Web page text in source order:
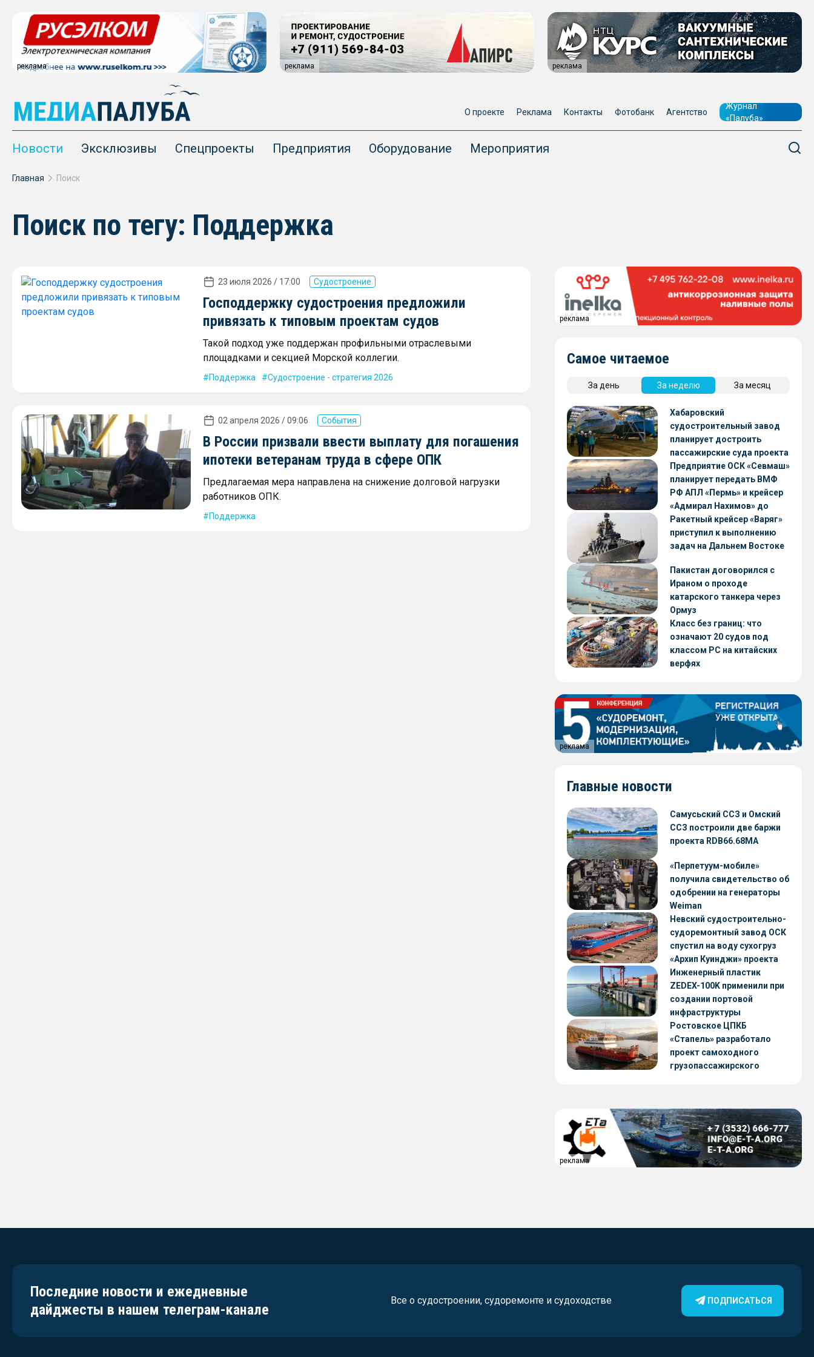
реклама реклама реклама
О проекте Реклама Контакты Фотобанк Агентство
Журнал
«Палуба»
Новости Эксклюзивы Спецпроекты Предприятия Оборудование Мероприятия
Главная Поиск
Поиск по тегу: Поддержка
23 июля 2026 / 17:00 Судостроение
Господдержку судостроения предложили
привязать к типовым проектам судов
Такой подход уже поддержан профильными отраслевыми
площадками и секцией Морской коллегии.
Поддержка Судостроение - стратегия 2026
02 апреля 2026 / 09:06 События
В России призвали ввести выплату для погашения
ипотеки ветеранам труда в сфере ОПК
Предлагаемая мера направлена на снижение долговой нагрузки
работников ОПК.
Поддержка
реклама
Самое читаемое
За день За неделю За месяц
Хабаровский
судостроительный завод
планирует достроить
пассажирские суда проекта
А45-2
Предприятие ОСК «Севмаш»
планирует передать ВМФ
РФ АПЛ «Пермь» и крейсер
«Адмирал Нахимов» до
конца 2026 года
Ракетный крейсер «Варяг»
приступил к выполнению
задач на Дальнем Востоке
Пакистан договорился с
Ираном о проходе
катарского танкера через
Ормуз
Класс без границ: что
означают 20 судов под
классом РС на китайских
верфях
реклама
Главные новости
Самусьский ССЗ и Омский
ССЗ построили две баржи
проекта RDB66.68МА
«Перпетуум-мобиле»
получила свидетельство об
одобрении на генераторы
Weiman
Невский судостроительно-
судоремонтный завод ОСК
спустил на воду сухогруз
«Архип Куинджи» проекта
RSD59
Инженерный пластик
ZEDEX-100K применили при
создании портовой
инфраструктуры
Ростовское ЦПКБ
«Стапель» разработало
проект самоходного
грузопассажирского
реклама
Последние новости и ежедневные
дайджесты в нашем телеграм-канале
Все о судостроении, судоремонте и судоходстве ПОДПИСАТЬСЯ